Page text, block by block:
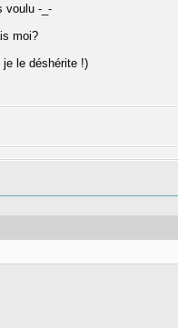
voulu -_-
moi?
le déshérite !)